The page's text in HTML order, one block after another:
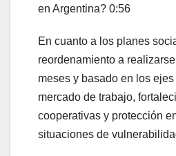
en Argentina? 0:56
En cuanto a los planes
reordenamiento a
meses y basado en los ejes
mercado de trabajo,
cooperativas y protección
situaciones de